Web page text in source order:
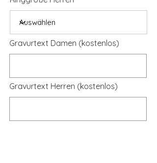
Gravurtext Damen (kostenlos)
Gravurtext Herren (kostenlos)